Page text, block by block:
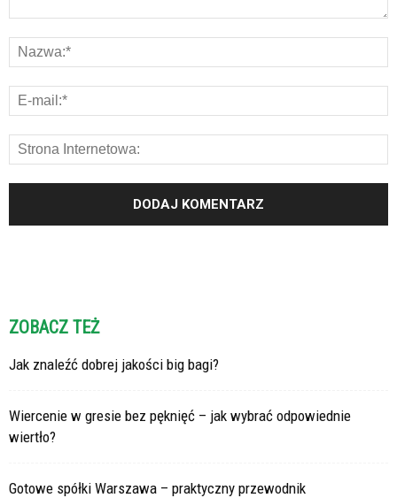
ZOBACZ TEŻ
Jak znaleźć dobrej jakości big bagi?
Wiercenie w gresie bez pęknięć – jak wybrać odpowiednie
wiertło?
Gotowe spółki Warszawa – praktyczny przewodnik